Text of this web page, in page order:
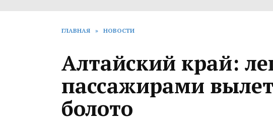
ГЛАВНАЯ » НОВОСТИ
Алтайский край:
пассажирами
болото